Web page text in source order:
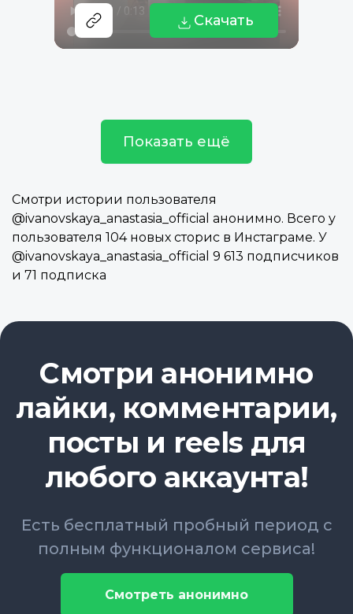
Скачать
Показать ещё
Смотри истории пользователя
@ivanovskaya_anastasia_official анонимно. Всего у
пользователя 104 новых сторис в Инстаграме. У
@ivanovskaya_anastasia_official 9 613 подписчиков
и 71 подписка
Смотри анонимно
лайки, комментарии,
посты и reels для
любого аккаунта!
Есть бесплатный пробный период с
полным функционалом сервиса!
Смотреть анонимно